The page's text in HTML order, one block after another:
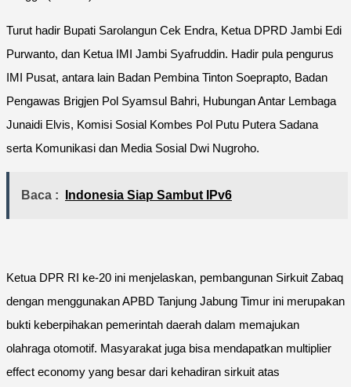
Turut hadir Bupati Sarolangun Cek Endra, Ketua DPRD Jambi Edi
Purwanto, dan Ketua IMI Jambi Syafruddin. Hadir pula pengurus
IMI Pusat, antara lain Badan Pembina Tinton Soeprapto, Badan
Pengawas Brigjen Pol Syamsul Bahri, Hubungan Antar Lembaga
Junaidi Elvis, Komisi Sosial Kombes Pol Putu Putera Sadana
serta Komunikasi dan Media Sosial Dwi Nugroho.
Baca : Indonesia Siap Sambut IPv6
Ketua DPR RI ke-20 ini menjelaskan, pembangunan Sirkuit Zabaq
dengan menggunakan APBD Tanjung Jabung Timur ini merupakan
bukti keberpihakan pemerintah daerah dalam memajukan
olahraga otomotif. Masyarakat juga bisa mendapatkan multiplier
effect economy yang besar dari kehadiran sirkuit atas